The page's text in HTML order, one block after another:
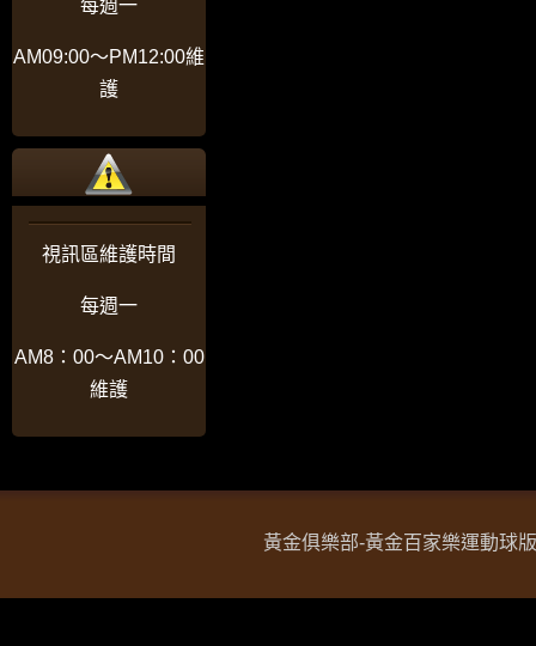
每週一
AM09:00〜PM12:00維
護
視訊區維護時間
每週一
AM8：00〜AM10：00
維護
黃金俱樂部-黃金百家樂運動球